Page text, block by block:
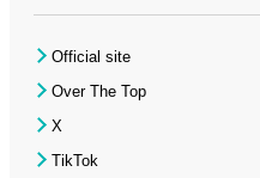
Official site
Over The Top
X
TikTok